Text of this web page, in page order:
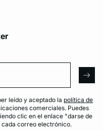
leído y aceptado la política de
comerciales. Puedes
clic en el enlace "darse de
correo electrónico.